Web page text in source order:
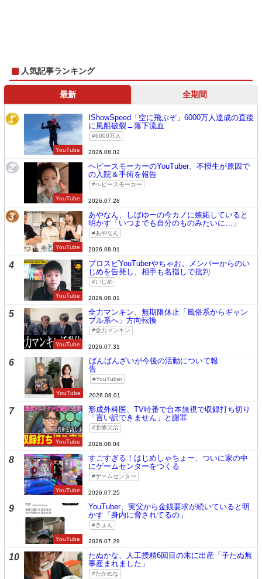
人気記事ランキング
最新 全期間
1
YouTube
IShowSpeed「空に飛ぶぞ」6000万人達成の直後
に風船破裂→落下流血
6000万人
2026.08.02
2
YouTube
ヘビースモーカーのYouTuber、不摂生が原因で
の入院＆手術を報告
ヘビースモーカー
2026.07.28
3
YouTube
あやなん、しばゆーの今カノに嫉妬していると
明かす「いつまでも自分のものみたいに…」
あやなん
2026.08.01
4
YouTube
プロスピYouTuberやちゃお。メンバーからのい
じめを告発し、相手も名指しで批判
いじめ
2026.08.01
5
YouTube
全力マンキン、無期限休止「風俗系からギャン
ブル系へ」方向転換
全力マンキン
2026.07.31
6
YouTube
ばんばんざいが今後の活動について報
告
YouTuber
2026.08.01
7
YouTube
形成外科医、TV特番で台本無視で収録打ち切り
「言い訳できません」と謝罪
北條元治
2026.08.04
8
YouTube
すごすぎる！はじめしゃちょー、ついに家の中
にゲームセンターをつくる
ゲームセンター
2026.07.25
9
YouTube
YouTuber、実父から金銭要求が続いていると明
かす「身内に脅されてるの」
きょん
2026.07.29
10
たぬかな、人工授精6回目の末に出産「子たぬ無
事産まれました」
たかぬな